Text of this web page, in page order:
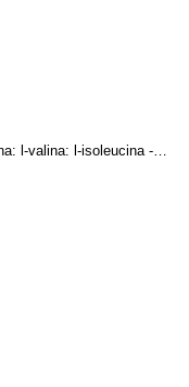
l-valina: l-isoleucina -…